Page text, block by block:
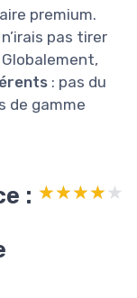
premium.
pas tirer
: pas du
de gamme
: ★★★★★
★★★★★